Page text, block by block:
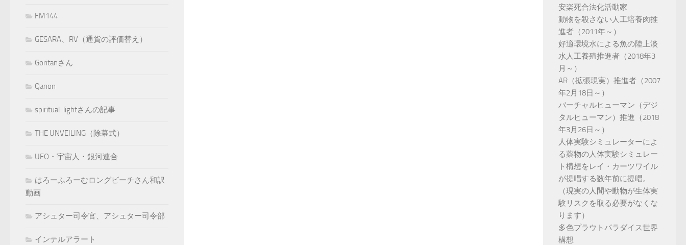
FM144
GESARA、RV（通貨の評価替え）
Goritanさん
Qanon
spiritual-lightさんの記事
THE UNVEILING（除幕式）
UFO・宇宙人・銀河連合
はろーふろーむロングビーチさん和訳
動画
アシュター司令官、アシュター司令部
インテルアラート
安楽死合法化活動家
動物を殺さない人工培養肉推
進者（2011年～）
好適環境水による魚の陸上淡
水人工養殖推進者（2018年3
月～）
AR（拡張現実）推進者（2007
年2月18日～）
バーチャルヒューマン（デジ
タルヒューマン）推進（2018
年3月26日～）
人体実験シミュレーターによ
る薬物の人体実験シミュレー
ト構想をレイ・カーツワイル
が提唱する数年前に提唱。
（現実の人間や動物が生体実
験リスクを取る必要がなくな
ります）
多色プラウトパラダイス世界
構想